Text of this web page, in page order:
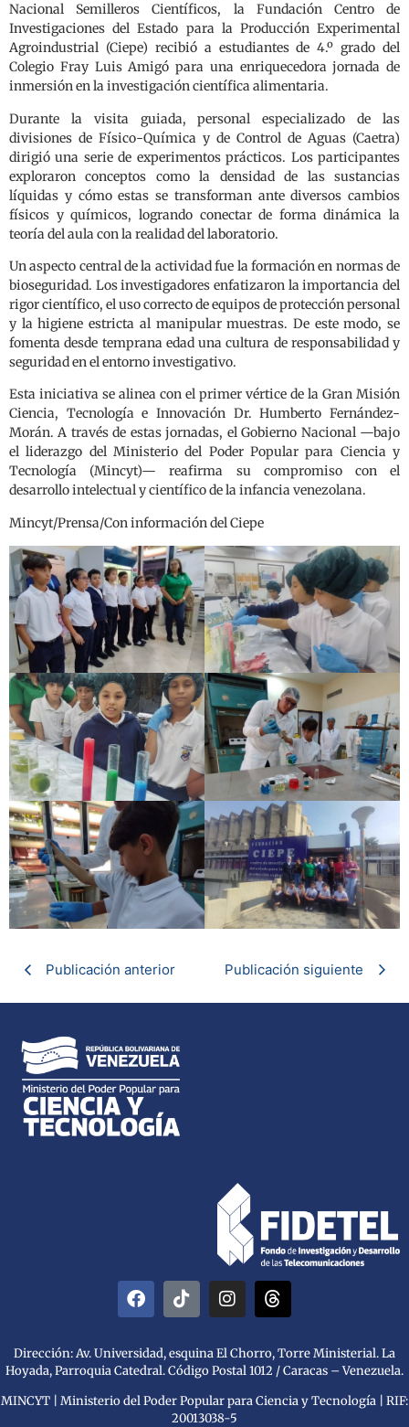
Nacional Semilleros Científicos, la Fundación Centro de
Investigaciones del Estado para la Producción Experimental
Agroindustrial (Ciepe) recibió a estudiantes de 4.º grado del
Colegio Fray Luis Amigó para una enriquecedora jornada de
inmersión en la investigación científica alimentaria.
Durante la visita guiada, personal especializado de las
divisiones de Físico-Química y de Control de Aguas (Caetra)
dirigió una serie de experimentos prácticos. Los participantes
exploraron conceptos como la densidad de las sustancias
líquidas y cómo estas se transforman ante diversos cambios
físicos y químicos, logrando conectar de forma dinámica la
teoría del aula con la realidad del laboratorio.
Un aspecto central de la actividad fue la formación en normas de
bioseguridad. Los investigadores enfatizaron la importancia del
rigor científico, el uso correcto de equipos de protección personal
y la higiene estricta al manipular muestras. De este modo, se
fomenta desde temprana edad una cultura de responsabilidad y
seguridad en el entorno investigativo.
Esta iniciativa se alinea con el primer vértice de la Gran Misión
Ciencia, Tecnología e Innovación Dr. Humberto Fernández-
Morán. A través de estas jornadas, el Gobierno Nacional —bajo
el liderazgo del Ministerio del Poder Popular para Ciencia y
Tecnología (Mincyt)— reafirma su compromiso con el
desarrollo intelectual y científico de la infancia venezolana.
Mincyt/Prensa/Con información del Ciepe
Publicación anterior Publicación siguiente
Dirección: Av. Universidad, esquina El Chorro, Torre Ministerial. La
Hoyada, Parroquia Catedral. Código Postal 1012 / Caracas – Venezuela.
MINCYT | Ministerio del Poder Popular para Ciencia y Tecnología | RIF:
20013038-5